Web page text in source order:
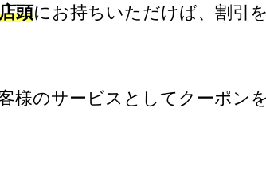
頭にお持ちいただけば、割引
様のサービスとしてクーポン